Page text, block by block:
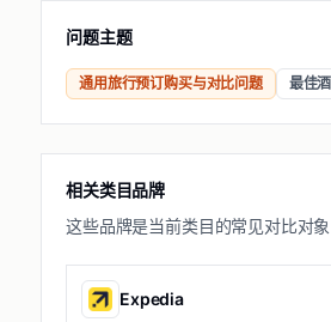
问题主题
通用旅行预订购买与对比问题 最佳
相关类目品牌
这些品牌是当前类目的常见对比对
Expedia